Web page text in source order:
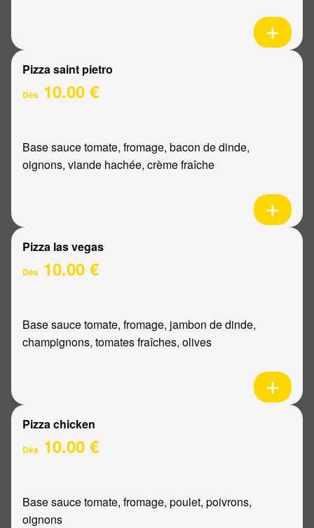
Pizza saint pietro
Dès 10.00 €
Base sauce tomate, fromage, bacon de dinde,
oignons, viande hachée, crème fraîche
Pizza las vegas
Dès 10.00 €
Base sauce tomate, fromage, jambon de dinde,
champignons, tomates fraîches, olives
Pizza chicken
Dès 10.00 €
Base sauce tomate, fromage, poulet, poivrons,
oignons